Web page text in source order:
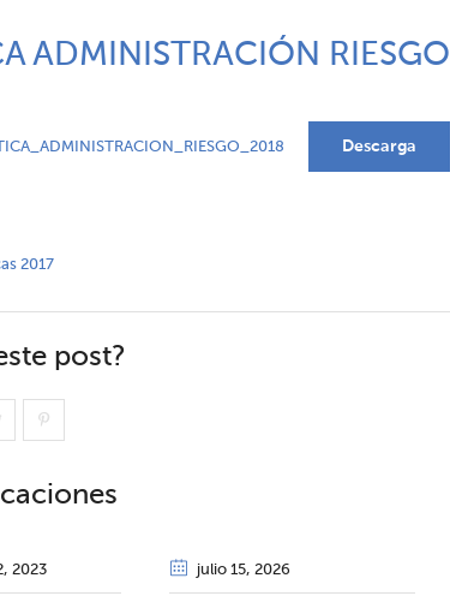
ADMINISTRACIÓN RIESGO
Descarga
2017
post?
, 2023 julio 15, 2026